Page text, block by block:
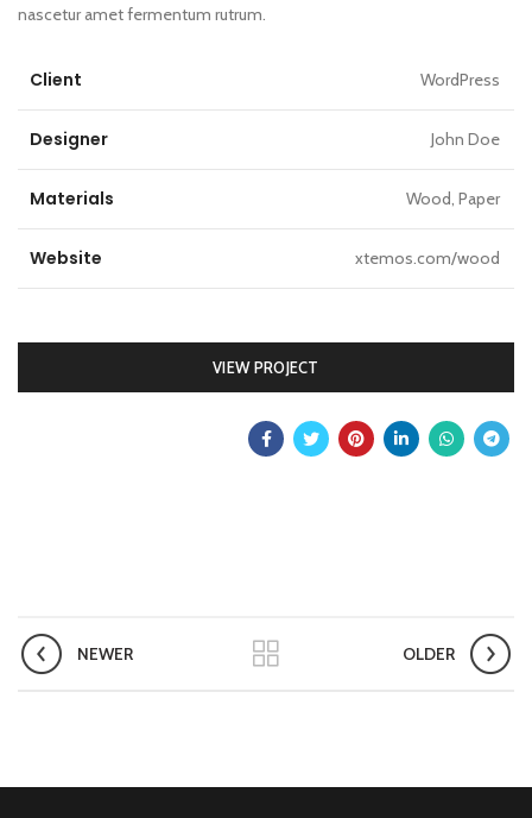
nascetur amet fermentum rutrum.
Client WordPress
Designer John Doe
Materials Wood, Paper
Website xtemos.com/wood
VIEW PROJECT
NEWER OLDER